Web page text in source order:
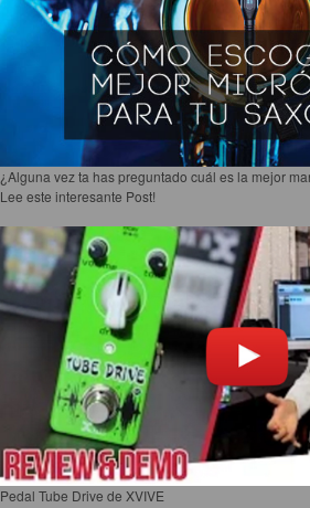
¿Alguna vez ta has preguntado cuál es la mejor
Lee este interesante Post!
Pedal Tube Drive de XVIVE